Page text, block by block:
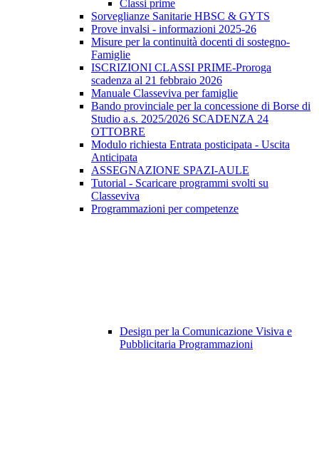
Classi prime
Sorveglianze Sanitarie HBSC & GYTS
Prove invalsi - informazioni 2025-26
Misure per la continuità docenti di sostegno-
Famiglie
ISCRIZIONI CLASSI PRIME-Proroga
scadenza al 21 febbraio 2026
Manuale Classeviva per famiglie
Bando provinciale per la concessione di Borse di
Studio a.s. 2025/2026 SCADENZA 24
OTTOBRE
Modulo richiesta Entrata posticipata - Uscita
Anticipata
ASSEGNAZIONE SPAZI-AULE
Tutorial - Scaricare programmi svolti su
Classeviva
Programmazioni per competenze
Design per la Comunicazione Visiva e
Pubblicitaria Programmazioni